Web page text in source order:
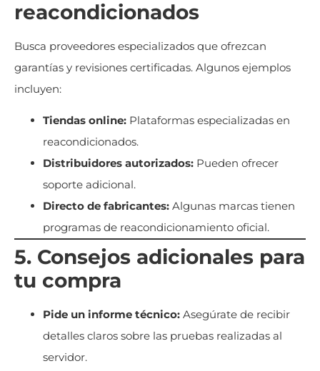
reacondicionados
Busca proveedores especializados que ofrezcan
garantías y revisiones certificadas. Algunos ejemplos
incluyen:
Tiendas online: Plataformas especializadas en
reacondicionados.
Distribuidores autorizados: Pueden ofrecer
soporte adicional.
Directo de fabricantes: Algunas marcas tienen
programas de reacondicionamiento oficial.
5. Consejos adicionales para
tu compra
Pide un informe técnico: Asegúrate de recibir
detalles claros sobre las pruebas realizadas al
servidor.